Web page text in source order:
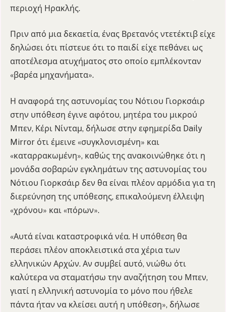
περιοχή Ηρακλής.
Πριν από μια δεκαετία, ένας Βρετανός ντετέκτιβ είχε
δηλώσει ότι πίστευε ότι το παιδί είχε πεθάνει ως
αποτέλεσμα ατυχήματος στο οποίο εμπλέκονταν
«βαρέα μηχανήματα».
Η αναφορά της αστυνομίας του Νότιου Γιορκσάιρ
στην υπόθεση έγινε αφότου, μητέρα του μικρού
Μπεν, Κέρι Νίνταμ, δήλωσε στην εφημερίδα Daily
Mirror ότι έμεινε «συγκλονισμένη» και
«καταρρακωμένη», καθώς της ανακοινώθηκε ότι η
μονάδα σοβαρών εγκλημάτων της αστυνομίας του
Νότιου Γιορκσάιρ δεν θα είναι πλέον αρμόδια για τη
διερεύνηση της υπόθεσης, επικαλούμενη έλλειψη
«χρόνου» και «πόρων».
«Αυτά είναι καταστροφικά νέα. Η υπόθεση θα
περάσει πλέον αποκλειστικά στα χέρια των
ελληνικών Αρχών. Αν συμβεί αυτό, νιώθω ότι
καλύτερα να σταματήσω την αναζήτηση του Μπεν,
γιατί η ελληνική αστυνομία το μόνο που ήθελε
πάντα ήταν να κλείσει αυτή η υπόθεση», δήλωσε